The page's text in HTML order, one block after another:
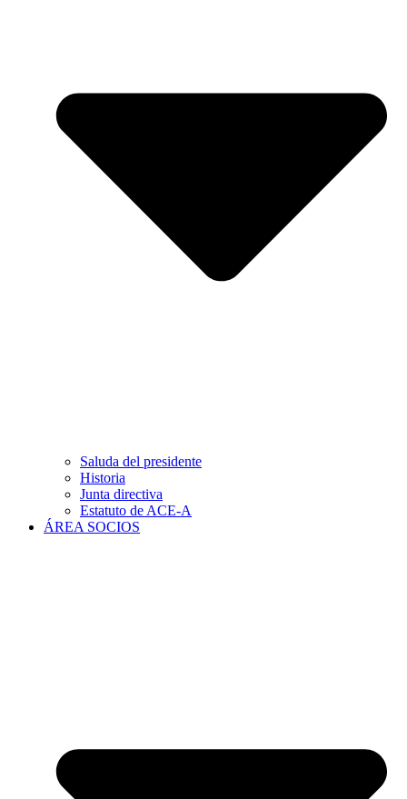
Saluda del presidente
Historia
Junta directiva
Estatuto de ACE-A
ÁREA SOCIOS